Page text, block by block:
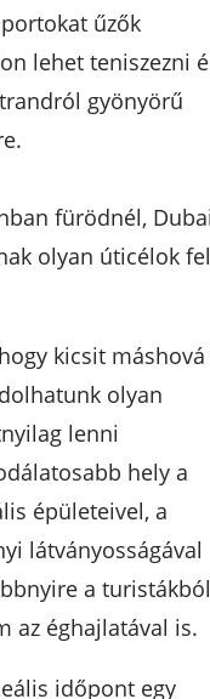
űzők
lehet teniszezni
gyönyörű
fürödnél,
olyan úticélok
kicsit máshová
olyan
lenni
hely a
épületeivel, a
látványosságával
a turistákból
az éghajlatával is.
időpont egy